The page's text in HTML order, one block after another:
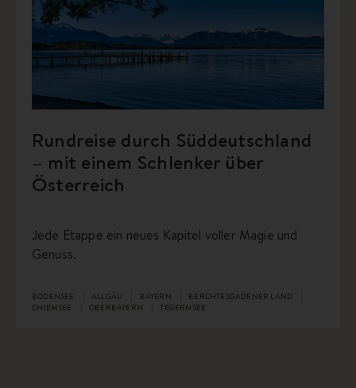
Rundreise durch Süddeutschland
– mit einem Schlenker über
Österreich
Jede Etappe ein neues Kapitel voller Magie und
Genuss.
BODENSEE ALLGÄU BAYERN
BERCHTESGADENER LAND
CHIEMSEE
OBERBAYERN TEGERNSEE